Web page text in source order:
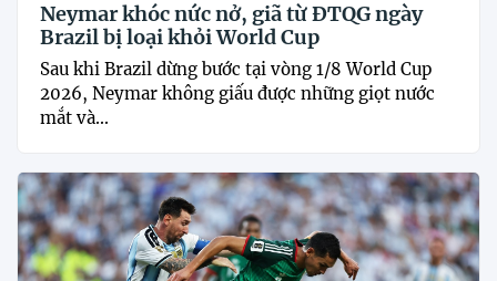
Neymar khóc nức nở, giã từ ĐTQG ngày
Brazil bị loại khỏi World Cup
Sau khi Brazil dừng bước tại vòng 1/8 World Cup
2026, Neymar không giấu được những giọt nước
mắt và...